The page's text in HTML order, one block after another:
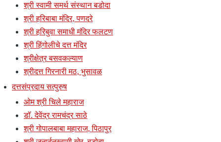
श्री स्वामी समर्थ संस्थान बडोदा
श्री हरिबाबा मंदिर, पणदरे
श्री हरिबुवा समाधी मंदिर फलटण
श्री हिंगोलीचे दत्त मंदिर
श्रीक्षेत्र बसवकल्याण
श्रीदत्त गिरनारी मठ, भुसावळ
दत्तसंप्रदाय सत्पुरुष
ओम श्री चिले महाराज
डॉ. देवेंद्र रामचंद्र साठे
श्री गोपालबाबा महाराज, पिठापुर